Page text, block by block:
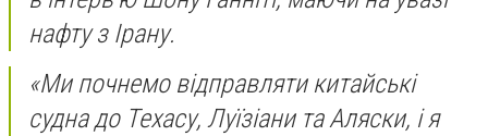
нафту з Ірану.
«Ми почнемо відправляти китайські
судна до Техасу, Луїзіани та Аляски, і я